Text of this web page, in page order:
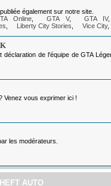
également sur notre site.
Online, GTA V, GTA IV
Liberty City Stories Vice City,
de l'équipe de GTA
Venez vous exprimer ici !
les modérateurs.
AUTO